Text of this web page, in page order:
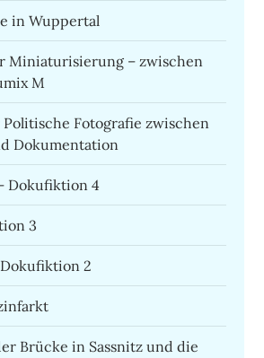
in Wuppertal
Miniaturisierung – zwischen
M
Fotografie zwischen
Dokumentation
Dokufiktion 4
3
2
Brücke in Sassnitz und die